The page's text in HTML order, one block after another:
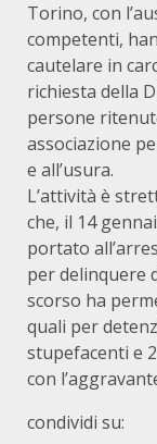
Torino, con
competenti,
cautelare in
richiesta della
persone
associazione
e all’usura.
L’attività è
che, il 14
portato
per delinquere
scorso ha
quali per
stupefacenti e
con
condividi su: